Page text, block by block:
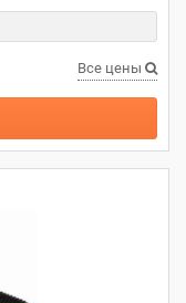
Все цены